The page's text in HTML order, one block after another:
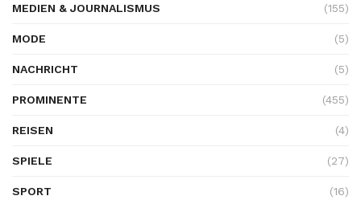
MEDIEN & JOURNALISMUS (155)
MODE (5)
NACHRICHT (5)
PROMINENTE (455)
REISEN (4)
SPIELE (27)
SPORT (16)